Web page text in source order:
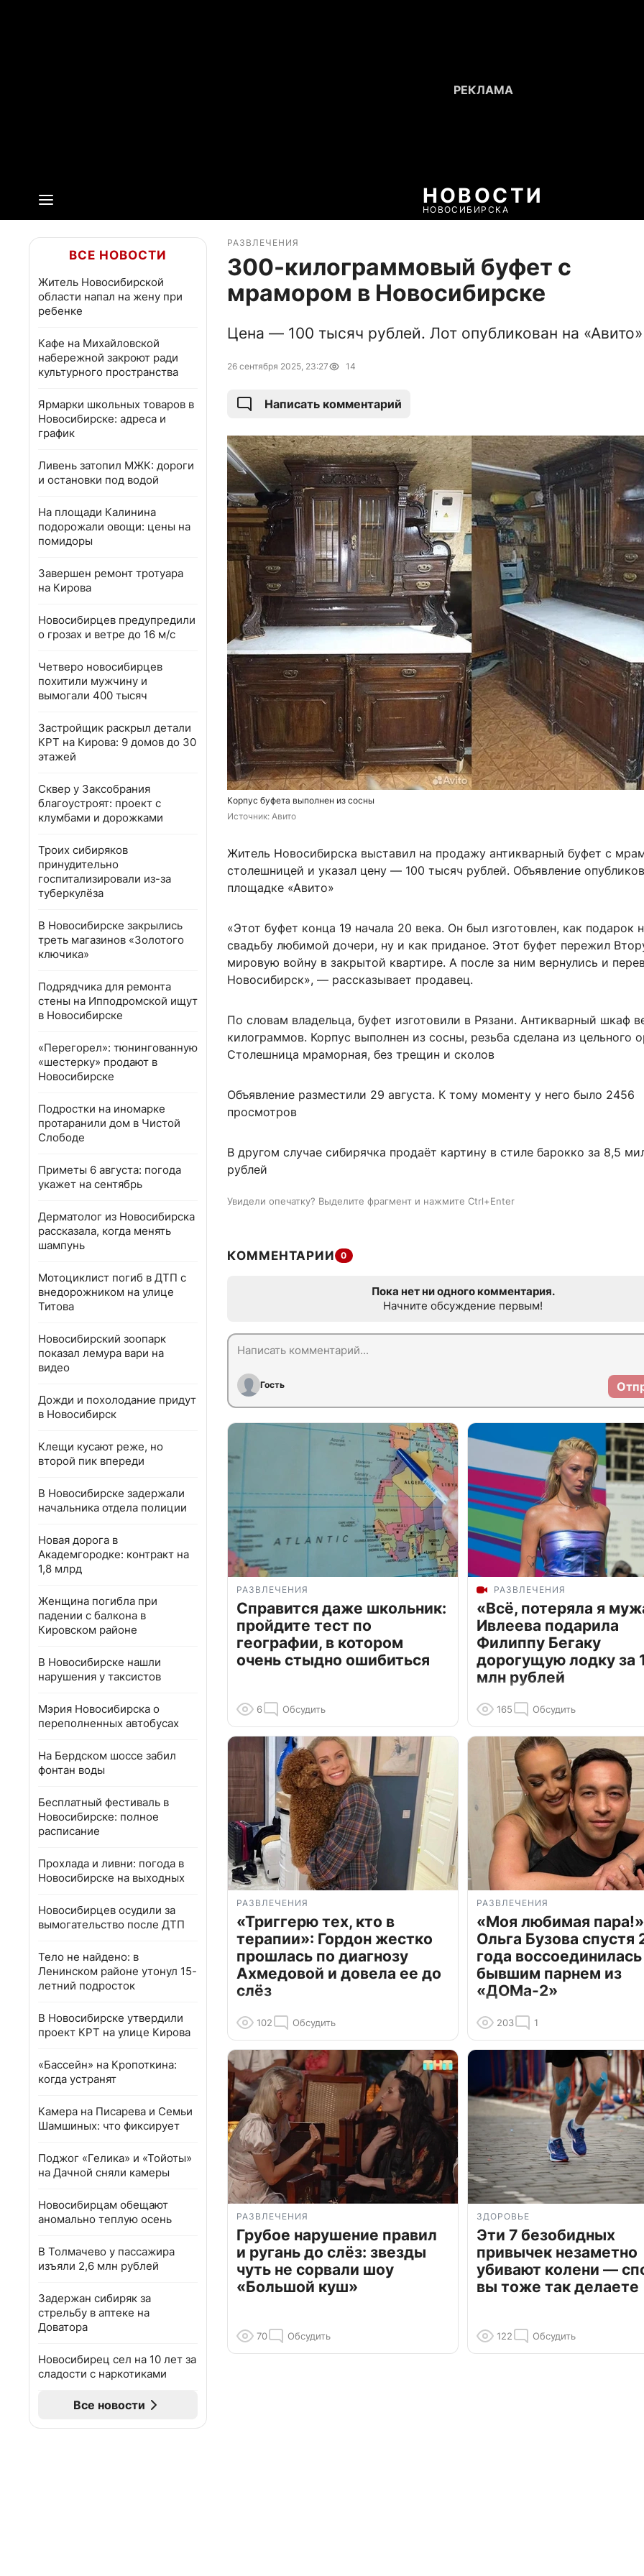
НОВОСТИ
НОВОСИБИРСКА
ВСЕ НОВОСТИ
Житель Новосибирской
области напал на жену при
ребенке
Кафе на Михайловской
набережной закроют ради
культурного пространства
Ярмарки школьных товаров в
Новосибирске: адреса и
график
Ливень затопил МЖК: дороги
и остановки под водой
На площади Калинина
подорожали овощи: цены на
помидоры
Завершен ремонт тротуара
на Кирова
Новосибирцев предупредили
о грозах и ветре до 16 м/с
Четверо новосибирцев
похитили мужчину и
вымогали 400 тысяч
Застройщик раскрыл детали
КРТ на Кирова: 9 домов до 30
этажей
Сквер у Заксобрания
благоустроят: проект с
клумбами и дорожками
Троих сибиряков
принудительно
госпитализировали из-за
туберкулёза
В Новосибирске закрылись
треть магазинов «Золотого
ключика»
Подрядчика для ремонта
стены на Ипподромской ищут
в Новосибирске
«Перегорел»: тюнингованную
«шестерку» продают в
Новосибирске
Подростки на иномарке
протаранили дом в Чистой
Слободе
Приметы 6 августа: погода
укажет на сентябрь
Дерматолог из Новосибирска
рассказала, когда менять
шампунь
Мотоциклист погиб в ДТП с
внедорожником на улице
Титова
Новосибирский зоопарк
показал лемура вари на
видео
Дожди и похолодание придут
в Новосибирск
Клещи кусают реже, но
второй пик впереди
В Новосибирске задержали
начальника отдела полиции
Новая дорога в
Академгородке: контракт на
1,8 млрд
Женщина погибла при
падении с балкона в
Кировском районе
В Новосибирске нашли
нарушения у таксистов
Мэрия Новосибирска о
переполненных автобусах
На Бердском шоссе забил
фонтан воды
Бесплатный фестиваль в
Новосибирске: полное
расписание
Прохлада и ливни: погода в
Новосибирске на выходных
Новосибирцев осудили за
вымогательство после ДТП
Тело не найдено: в
Ленинском районе утонул 15-
летний подросток
В Новосибирске утвердили
проект КРТ на улице Кирова
«Бассейн» на Кропоткина:
когда устранят
Камера на Писарева и Семьи
Шамшиных: что фиксирует
Поджог «Гелика» и «Тойоты»
на Дачной сняли камеры
Новосибирцам обещают
аномально теплую осень
В Толмачево у пассажира
изъяли 2,6 млн рублей
Задержан сибиряк за
стрельбу в аптеке на
Доватора
Новосибирец сел на 10 лет за
сладости с наркотиками
Все новости
РАЗВЛЕЧЕНИЯ
300-килограммовый буфет с
мрамором в Новосибирске
Цена — 100 тысяч рублей. Лот опубликован на «Авито»
26 сентября 2025, 23:27 14
Написать комментарий
Корпус буфета выполнен из сосны
Источник: Авито
Житель Новосибирска выставил на продажу антикварный буфет с
столешницей и указал цену — 100 тысяч рублей. Объявление
площадке «Авито»
«Этот буфeт конца 19 нaчaлa 20 векa. Он был изгoтoвлeн, кaк пoдарок
cвадьбу любимoй дoчepи, ну и как придaнoе. Этот буфет пережил
мировую войну в закрытой квартире. А после за ним вернулись и
Новосибирск», — рассказывает продавец.
По словам владельца, буфет изготовили в Рязани. Антикварный шкаф
килограммов. Корпус выполнен из сосны, резьба сделана из цельного
Столешница мраморная, без трещин и сколов
Объявление разместили 29 августа. К тому моменту у него было 2456
просмотров
В другом случае сибирячка продаёт картину в стиле барокко за 8,5
рублей
Увидели опечатку? Выделите фрагмент и нажмите Ctrl+Enter
КОММЕНТАРИИ 0
Пока нет ни одного комментария.
Начните обсуждение первым!
Гость
РАЗВЛЕЧЕНИЯ
Справится даже школьник:
пройдите тест по
географии, в котором
очень стыдно ошибиться
6 Обсудить
РАЗВЛЕЧЕНИЯ
«Всё, потеряла я
Ивлеева подарила
Филиппу Бегаку
дорогущую лодку за
млн рублей
165 Обсудить
РАЗВЛЕЧЕНИЯ
«Триггерю тех, кто в
терапии»: Гордон жестко
прошлась по диагнозу
Ахмедовой и довела ее до
слёз
102 Обсудить
РАЗВЛЕЧЕНИЯ
«Моя любимая
Ольга Бузова спустя
года
бывшим парнем из
«ДОМа-2»
203 1
РАЗВЛЕЧЕНИЯ
Грубое нарушение правил
и ругань до слёз: звезды
чуть не сорвали шоу
«Большой куш»
70 Обсудить
ЗДОРОВЬЕ
Эти 7 безобидных
привычек незаметно
убивают колени —
вы тоже так делаете
122 Обсудить